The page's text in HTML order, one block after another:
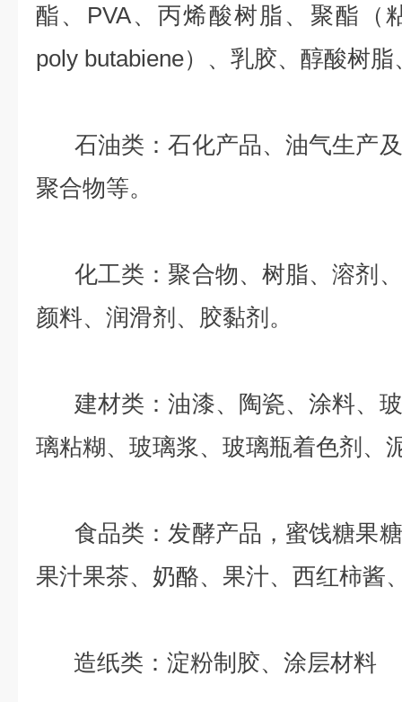
酯、PVA、丙烯酸树脂、聚酯（
poly butabiene）、乳胶、醇酸树
石油类：石化产品、油气生产
聚合物等。
化工类：聚合物、树脂、溶剂
颜料、润滑剂、胶黏剂。
建材类：油漆、陶瓷、涂料、
璃粘糊、玻璃浆、玻璃瓶着色剂、
食品类：发酵产品，蜜饯糖果
果汁果茶、奶酪、果汁、西红柿酱
造纸类：淀粉制胶、涂层材料